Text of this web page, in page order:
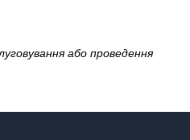
або проведення